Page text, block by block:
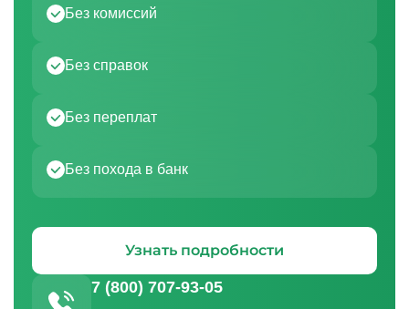
Узнать подробности
7 (800) 707-93-05
Без комиссий
Без справок
Без переплат
Без похода в банк